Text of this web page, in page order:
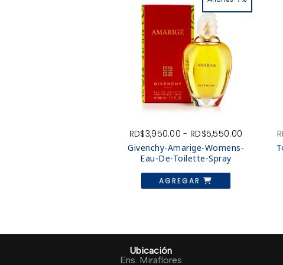
RD$3,950.00 - RD$5,550.00
Givenchy-Amarige-Womens-
Eau-De-Toilette-Spray
AGREGAR
Este
tiene
Ubicación
Ens. Miraflores